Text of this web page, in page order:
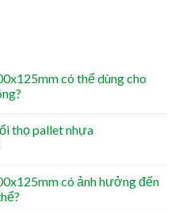
có thể dùng cho
thọ pallet nhựa
có ảnh hưởng đến